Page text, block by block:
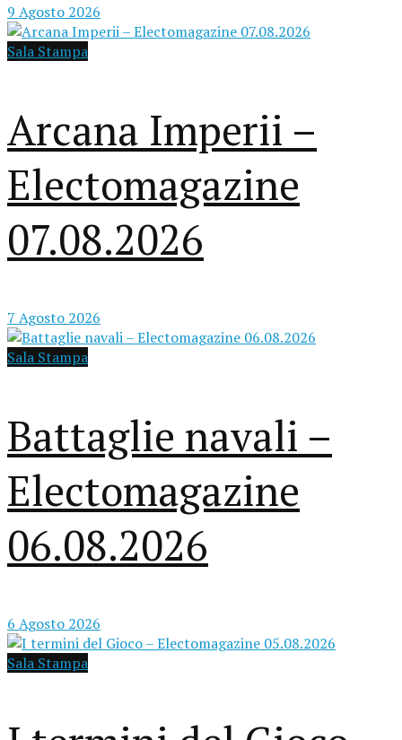
9 Agosto 2026
Sala Stampa
Arcana Imperii –
Electomagazine
07.08.2026
7 Agosto 2026
Sala Stampa
Battaglie navali –
Electomagazine
06.08.2026
6 Agosto 2026
Sala Stampa